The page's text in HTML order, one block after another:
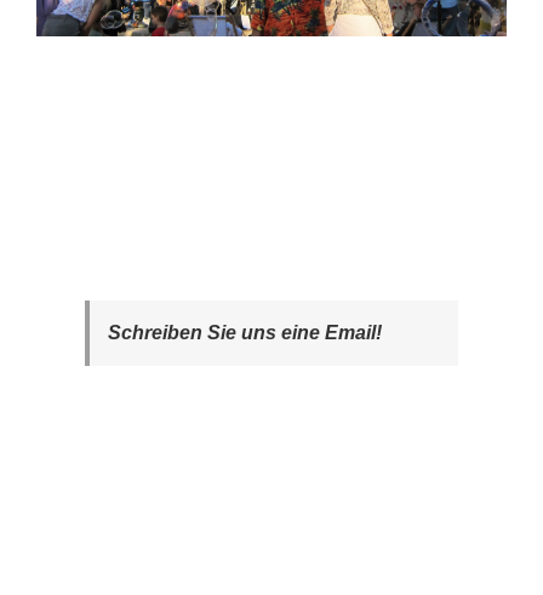
Schreiben Sie uns eine Email!